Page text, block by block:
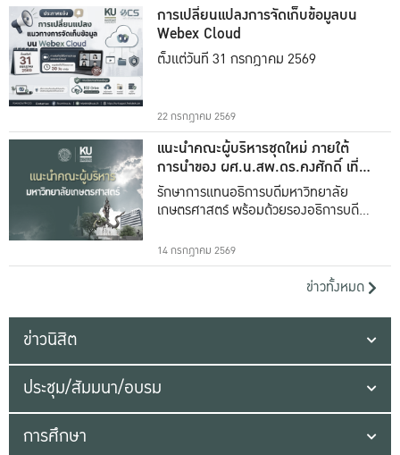
การเปลี่ยนแปลงการจัดเก็บข้อมูลบน
Webex Cloud
ตั้งแต่วันที่ 31 กรกฎาคม 2569
22 กรกฎาคม 2569
แนะนำคณะผู้บริหารชุดใหม่ ภายใต้
การนำของ ผศ.น.สพ.ดร.คงศักดิ์ เที่ยง
ธรรม
รักษาการแทนอธิการบดีมหาวิทยาลัย
เกษตรศาสตร์ พร้อมด้วยรองอธิการบดีทั้ง
14 กรกฎาคม 2569
ข่าวทั้งหมด
ข่าวนิสิต
ประชุม/สัมมนา/อบรม
การศึกษา